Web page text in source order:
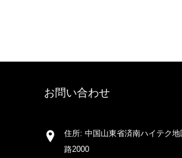
お問い合わせ
住所: 中国山東省済南ハイテク地
路2000